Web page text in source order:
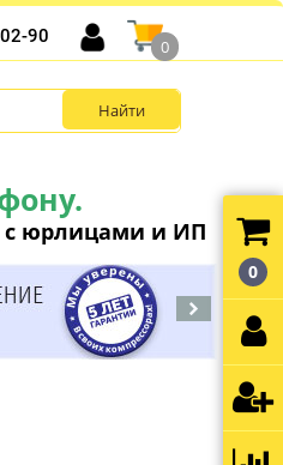
юрлицами и ИП
90
0
0